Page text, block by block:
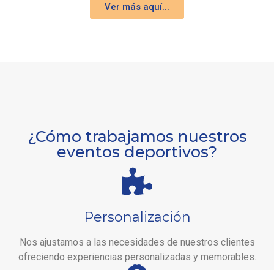
Ver más aquí...
¿Cómo trabajamos nuestros
eventos deportivos?
Personalización
Nos ajustamos a las necesidades de nuestros clientes
ofreciendo experiencias personalizadas y memorables.